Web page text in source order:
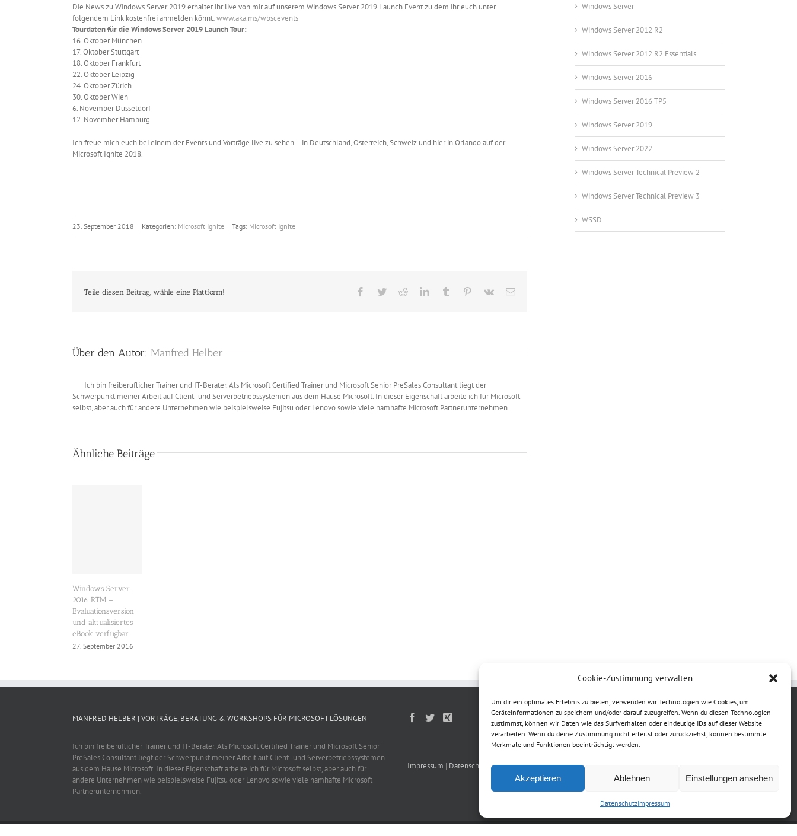
Cookie-Zustimmung verwalten
Um dir ein optimales Erlebnis zu bieten, verwenden wir Technologien wie Cookies, um
Geräteinformationen zu speichern und/oder darauf zuzugreifen. Wenn du diesen Technologien
zustimmst, können wir Daten wie das Surfverhalten oder eindeutige IDs auf dieser Website
verarbeiten. Wenn du deine Zustimmung nicht erteilst oder zurückziehst, können bestimmte
Merkmale und Funktionen beeinträchtigt werden.
Akzeptieren Ablehnen Einstellungen ansehen
DatenschutzImpressum
Die News zu Windows Server 2019 erhaltet ihr live von mir auf unserem Windows Server 2019 Launch Event zu dem ihr euch unter
folgendem Link kostenfrei anmelden könnt:www.aka.ms/wbscevents
Tourdaten für die Windows Server 2019 Launch Tour:
16. Oktober München
17. Oktober Stuttgart
18. Oktober Frankfurt
22. Oktober Leipzig
24. Oktober Zürich
30. Oktober Wien
6. November Düsseldorf
12. November Hamburg
Ich freue mich euch bei einem der Events und Vorträge live zu sehen – in Deutschland, Österreich, Schweiz und hier in Orlando auf der
Microsoft Ignite 2018.
23. September 2018 | Kategorien: Microsoft Ignite | Tags: Microsoft Ignite
Teile diesen Beitrag, wähle eine Plattform! Facebook
TwitterRedditLinkedInTumblr Pinterest
Vk
E-
Über den Autor: Manfred Helber
Ich bin freiberuflicher Trainer und IT-Berater. Als Microsoft Certified Trainer und Microsoft Senior PreSales Consultant liegt der
Schwerpunkt meiner Arbeit auf Client- und Serverbetriebssystemen aus dem Hause Microsoft. In dieser Eigenschaft arbeite ich für Microsoft
selbst, aber auch für andere Unternehmen wie beispielsweise Fujitsu oder Lenovo sowie viele namhafte Microsoft Partnerunternehmen.
Ähnliche Beiträge
Windows Server
2016 RTM –
Evaluationsversion
und aktualisiertes
eBook verfügbar
27. September 2016
Windows Server
Windows Server 2012 R2
Windows Server 2012 R2 Essentials
Windows Server 2016
Windows Server 2016 TP5
Windows Server 2019
Windows Server 2022
Windows Server Technical Preview 2
Windows Server Technical Preview 3
WSSD
MANFRED HELBER | VORTRÄGE, BERATUNG & WORKSHOPS FÜR MICROSOFT LÖSUNGEN
Ich bin freiberuflicher Trainer und IT-Berater. Als Microsoft Certified Trainer und Microsoft Senior
PreSales Consultant liegt der Schwerpunkt meiner Arbeit auf Client- und Serverbetriebssystemen
aus dem Hause Microsoft. In dieser Eigenschaft arbeite ich für Microsoft selbst, aber auch für
andere Unternehmen wie beispielsweise Fujitsu oder Lenovo sowie viele namhafte Microsoft
Partnerunternehmen.
Impressum | Datenschutz